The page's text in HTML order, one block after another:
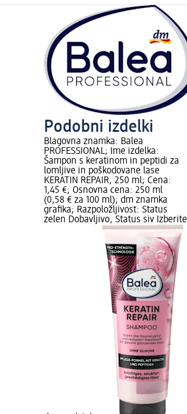
Podobni izdelki
Blagovna znamka: Balea
PROFESSIONAL; Ime izdelka:
Šampon s keratinom in peptidi za
lomljive in poškodovane lase
KERATIN REPAIR, 250 ml; Cena:
1,45 €; Osnovna cena: 250 ml
(0,58 € za 100 ml); dm znamka
grafika; Razpoložljivost: Status
zelen Dobavljivo, Status siv Izberite